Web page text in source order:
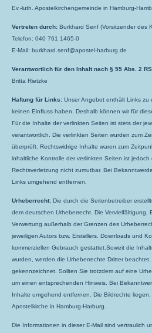
Ev.-luth. Apostelkirchengemeinde in Hamburg-
Vertreten durch: Burkhard Senf (Vorsitzender des
Telefon: 040 761 1465-0
E-Mail: burkhard.senf@apostel-harburg.de
Verantwortlich für den Inhalt nach § 55 Abs. 2
Britta Rietzke
Haftung für Links: Unser Angebot enthält Links zu
keinen Einfluss haben. Deshalb können wir für
Für die Inhalte der verlinkten Seiten ist stets der
verantwortlich. Die verlinkten Seiten wurden zum
überprüft. Rechtswidrige Inhalte waren zum
inhaltliche Kontrolle der verlinkten Seiten ist
Rechtsverletzung nicht zumutbar. Bei
Links umgehend entfernen.
Urheberrecht: Die durch die Seitenbetreiber
dem deutschen Urheberrecht. Die Vervielfältigung,
Verwertung außerhalb der Grenzen des
jeweiligen Autors bzw. Erstellers. Downloads und
kommerziellen Gebrauch gestattet.Soweit die
wurden, werden die Urheberrechte Dritter
gekennzeichnet. Sollten Sie trotzdem auf eine
um einen entsprechenden Hinweis. Bei
Inhalte umgehend entfernen. Die Bildrechte
Apostelkirche in Hamburg-Harburg.
Die Informationen in dieser E-Mail sind vertraulich